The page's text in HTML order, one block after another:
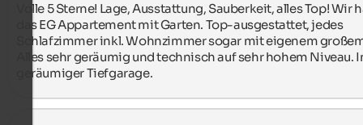
Volle 5 Sterne! Lage, Ausstattung, Sauberkeit, alles Top! Wir
das EG Appartement mit Garten. Top-ausgestattet, jedes
Schlafzimmer inkl. Wohnzimmer sogar mit eigenem
Alles sehr geräumig und technisch auf sehr hohem Niveau.
geräumiger Tiefgarage.